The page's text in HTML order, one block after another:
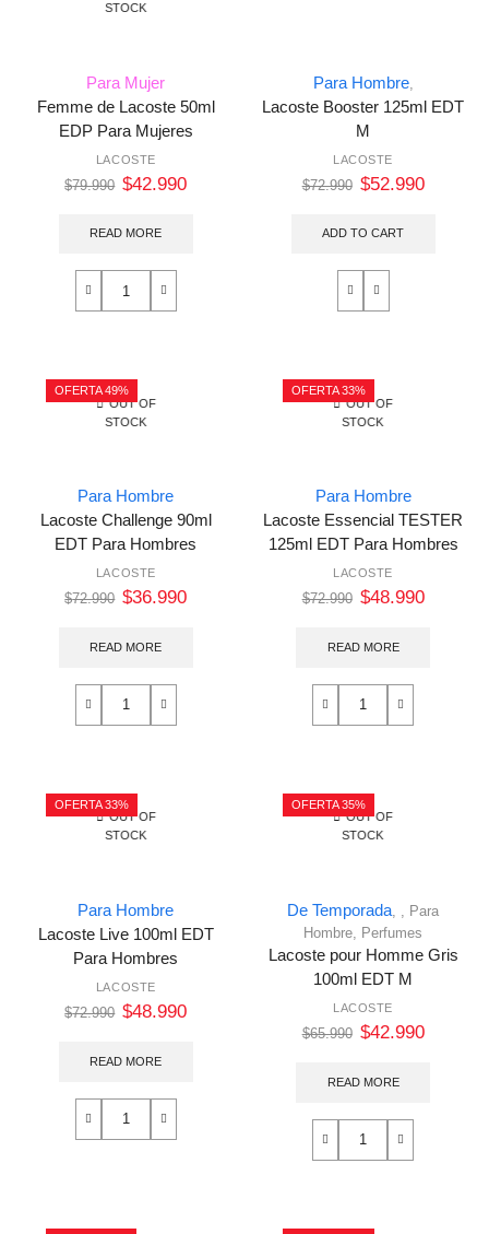
STOCK
Para Mujer
Femme de Lacoste 50ml
EDP Para Mujeres
LACOSTE
$79.990 $42.990
READ MORE
Para Hombre,
Lacoste Booster 125ml EDT
M
LACOSTE
$72.990 $52.990
ADD TO CART
OFERTA 49%
OUT OF
STOCK
Para Hombre
Lacoste Challenge 90ml
EDT Para Hombres
LACOSTE
$72.990 $36.990
READ MORE
OFERTA 33%
OUT OF
STOCK
Para Hombre
Lacoste Essencial TESTER
125ml EDT Para Hombres
LACOSTE
$72.990 $48.990
READ MORE
OFERTA 33%
OUT OF
STOCK
Para Hombre
Lacoste Live 100ml EDT
Para Hombres
LACOSTE
$72.990 $48.990
READ MORE
OFERTA 35%
OUT OF
STOCK
De Temporada
Para
Hombre
Perfumes
Lacoste pour Homme Gris
100ml EDT M
LACOSTE
$65.990 $42.990
READ MORE